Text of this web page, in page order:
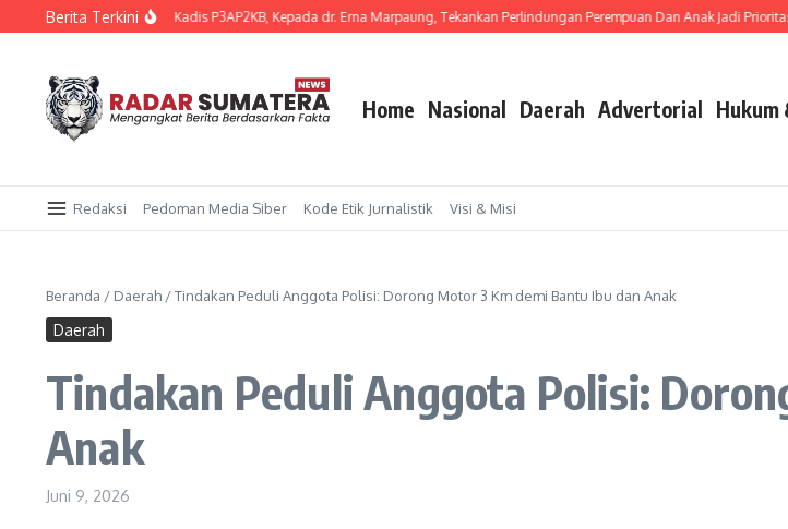
Lewati ke konten
Berita Terkini
Serahkan SK Plt Kadis P3AP2KB, Kepada dr. Erna Marpaung, Tekankan Perlindungan Perempuan Dan Anak Jadi Prioritas
Home Nasional Daerah Advertorial Hukum
Redaksi Pedoman Media Siber Kode Etik Jurnalistik Visi & Misi
Beranda / Daerah /Tindakan Peduli Anggota Polisi: Dorong Motor 3 Km demi Bantu Ibu dan Anak
Daerah
Tindakan Peduli Anggota Polisi:
Anak
Juni 9, 2026